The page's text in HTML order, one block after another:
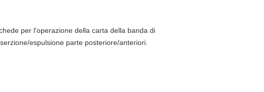
per l'operazione della carta della banda di
espulsione parte posteriore/anteriori.